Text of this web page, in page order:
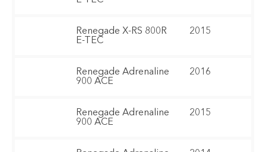
Renegade X-RS 800R
E-TEC
2015
Renegade Adrenaline
900 ACE
2016
Renegade Adrenaline
900 ACE
2015